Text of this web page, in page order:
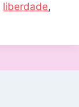
liberdade,